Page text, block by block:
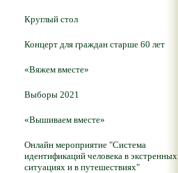
Круглый стол
Концерт для граждан старше 60 лет
«Вяжем вместе»
Выборы 2021
«Вышиваем вместе»
Онлайн мероприятие "Система
идентификаций человека в экстренных
ситуациях и в путешествиях"